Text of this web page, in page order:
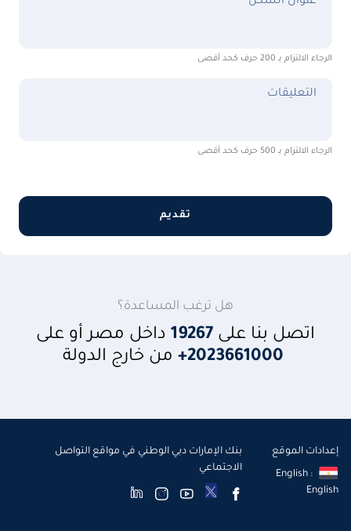
الرجاء الالتزام بـ 200 حرف كحد أقصى
التعليقات
الرجاء الالتزام بـ 500 حرف كحد أقصى
تقديم
هل ترغب المساعدة؟
اتصل بنا على 19267 داخل مصر أو على
+2023661000 من خارج الدولة
إعدادات الموقع
English :
English
بنك الإمارات دبي الوطني في مواقع التواصل
الاجتماعي